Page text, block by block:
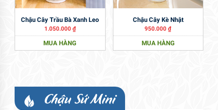
Chậu Cây Trầu Bà Xanh Leo
1.050.000 ₫
MUA HÀNG
Chậu Cây Kè Nhật
950.000₫
MUA HÀNG
Chậu Sứ Mini